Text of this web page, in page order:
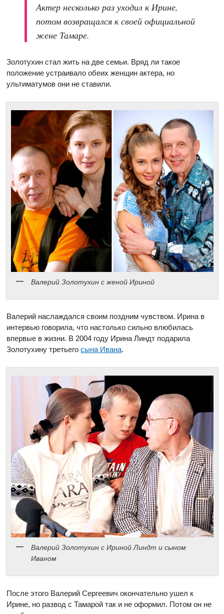
Актер несколько раз уходил к Ирине,
потом возвращался к своей официальной
жене Тамаре.
Золотухин стал жить на две семьи. Вряд ли такое
положение устраивало обеих женщин актера, но
ультиматумов они не ставили.
Валерий Золотухин с женой Ириной
Валерий наслаждался своим поздним чувством. Ирина в
интервью говорила, что настолько сильно влюбилась
впервые в жизни. В 2004 году Ирина Линдт подарила
Золотухину третьегосына Ивана.
Валерий Золотухин с Ириной Линдт и сыном
Иваном
После этого Валерий Сергеевич окончательно ушел к
Ирине, но развод с Тамарой так и не оформил. Потом он не